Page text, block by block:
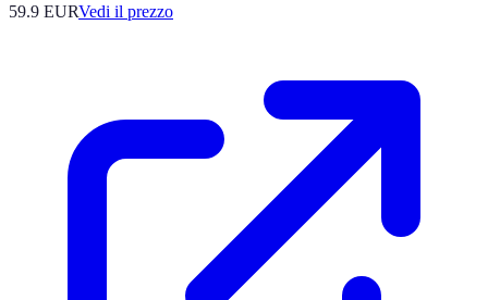
59.9 EURVedi il prezzo